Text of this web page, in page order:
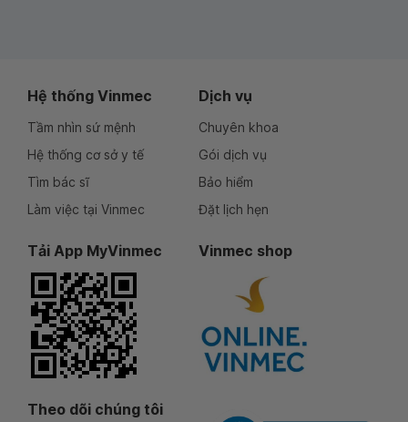
Hệ thống Vinmec
Tầm nhìn sứ mệnh
Hệ thống cơ sở y tế
Tìm bác sĩ
Làm việc tại Vinmec
Dịch vụ
Chuyên khoa
Gói dịch vụ
Bảo hiểm
Đặt lịch hẹn
Tải App MyVinmec Vinmec shop
Theo dõi chúng tôi